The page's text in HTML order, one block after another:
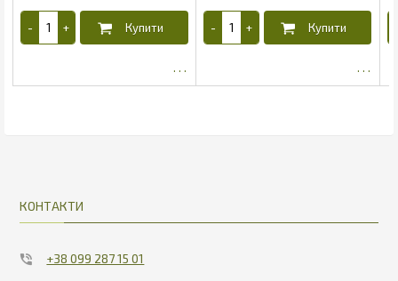
КОНТАКТИ
+38 099 287 15 01